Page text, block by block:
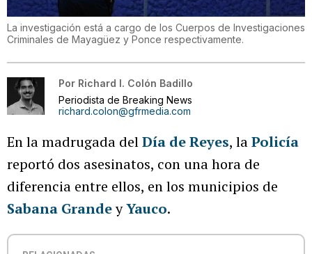
La investigación está a cargo de los Cuerpos de Investigaciones
Criminales de Mayagüez y Ponce respectivamente.
Por Richard I. Colón Badillo
Periodista de Breaking News
richard.colon@gfrmedia.com
En la madrugada delDía de Reyes, laPolicía
reportó dos asesinatos, con una hora de
diferencia entre ellos, en los municipios de
Sabana GrandeyYauco.